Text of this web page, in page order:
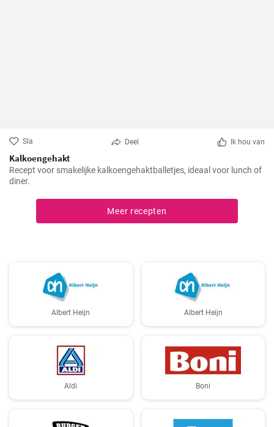
Sla Deel Ik hou van
Kalkoengehakt
Recept voor smakelijke kalkoengehaktballetjes, ideaal voor lunch of
diner.
Meer recepten
Albert Heijn Albert Heijn
Aldi Boni